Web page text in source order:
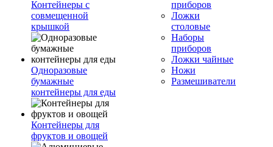
Контейнеры с
совмещенной
крышкой
Одноразовые
бумажные
контейнеры для еды
Контейнеры для
фруктов и овощей
приборов
Ложки
столовые
Наборы
приборов
Ложки чайные
Ножи
Размешиватели